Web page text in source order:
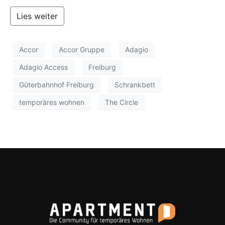
Lies weiter
Accor Accor Gruppe Adagio
Adagio Access Freiburg
Güterbahnhof Freiburg Schrankbett
temporäres wohnen The Circle